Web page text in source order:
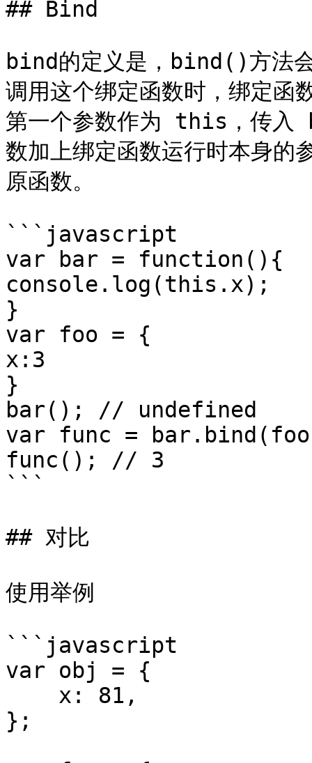
## Bind
bind的定义是，bind()方法会
调用这个绑定函数时，绑定
第一个参数作为 this，传入
数加上绑定函数运行时本身的
原函数。
```javascript
var bar = function(){
console.log(this.x);
}
var foo = {
x:3
}
bar(); // undefined
var func =
func(); // 3
```
## 对比
使用举例
```javascript
var obj = {
};